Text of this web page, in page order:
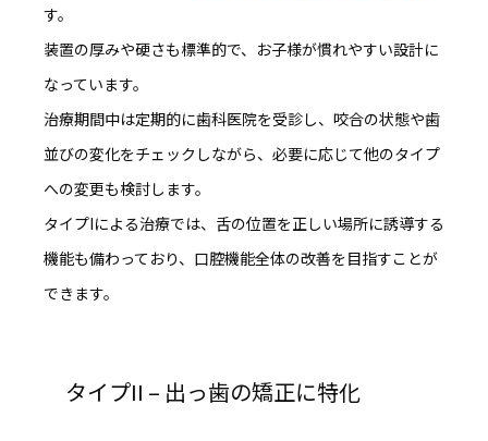
す。
装置の厚みや硬さも標準的で、お子様が慣れやすい設計に
なっています。
治療期間中は定期的に歯科医院を受診し、咬合の状態や歯
並びの変化をチェックしながら、必要に応じて他のタイプ
への変更も検討します。
タイプIによる治療では、舌の位置を正しい場所に誘導する
機能も備わっており、 口腔機能全体の改善を目指すことが
できます。
タイプII – 出っ歯の矯正に特化